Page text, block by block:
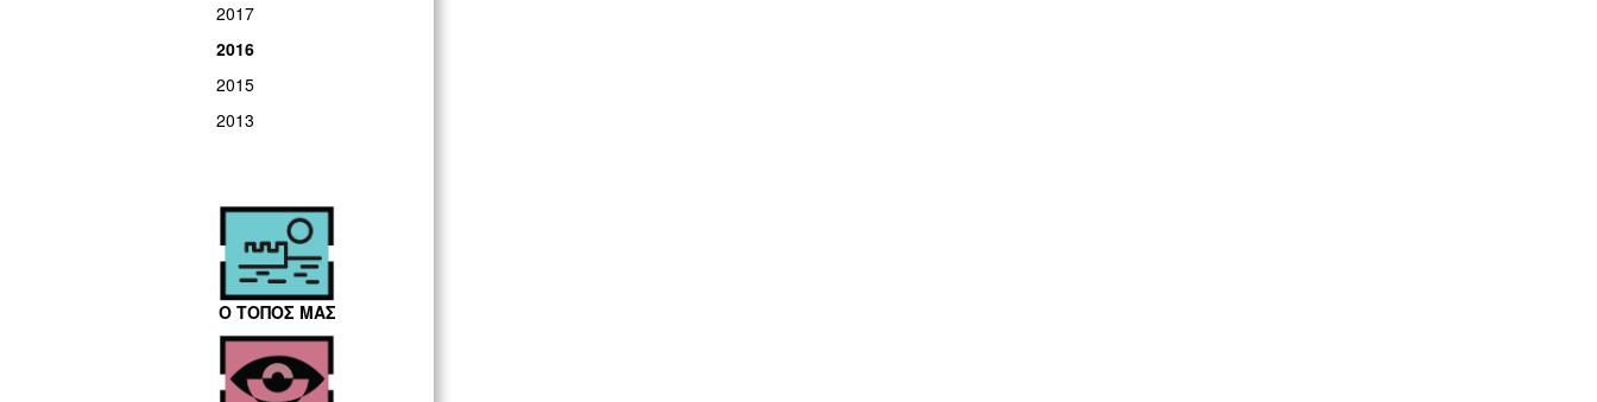
2017
2016
2015
2013
Ο ΤΟΠΟΣ ΜΑΣ